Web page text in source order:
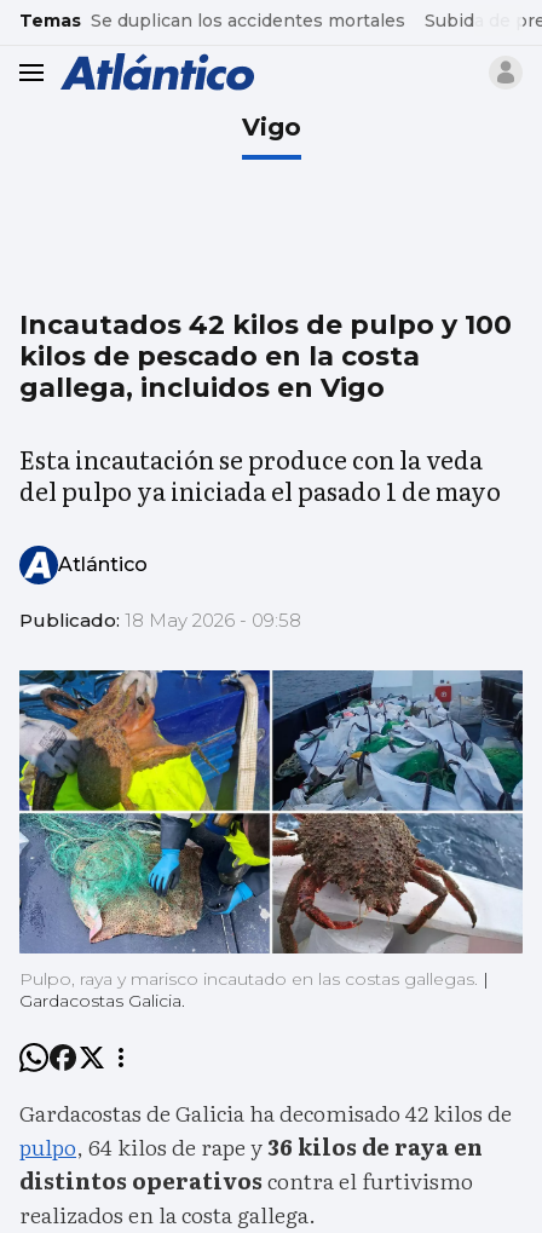
common.go-to-content
Temas Se duplican los accidentes mortales Subida de
header.menu.open
Vigo
Incautados 42 kilos de pulpo y 100
kilos de pescado en la costa
gallega, incluidos en Vigo
Esta incautación se produce con la veda
del pulpo ya iniciada el pasado 1 de mayo
Atlántico
Publicado: 18 May 2026 - 09:58
Pulpo, raya y marisco incautado en las costas gallegas. |
Gardacostas Galicia.
Gardacostas de Galicia ha decomisado 42 kilos de
pulpo, 64 kilos de rape y36 kilos de raya en
distintos operativoscontra el furtivismo
realizados en la costa gallega.